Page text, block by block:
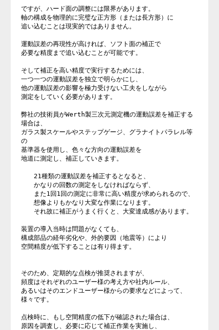
ですが、ハード面の調整には限界があります。
軸の構成を物理的に完璧な正方形（または長方形）に
追い込むことは現実的ではありません。
運動誤差の再現性が高ければ、ソフト面の補正で
必要な精度まで追い込むことが可能です。
そして補正を高い精度で実行するためには、
一つ一つの運動誤差を独立で明らかにし、
他の運動誤差の影響を極力受けない工夫をしながら
測定をしていく必要があります。
弊社の技術員がWerth製三次元測定機の運動誤差を補正する
場合は、
ガラス製スケールやステップゲージ、グラナイトパラレル等
の
基準器を使用し、色々な方向の運動誤差を
地道に測定し、補正していきます。
21種類の運動誤差を補正するとなると、
かなりの回数の測定をしなければならず、
また1回1回の測定に非常に高い精度が求められるので、
想像よりもかなり大変な作業になります。
それ故に補正がうまく行くと、大変達成感があります。
装置の導入当時は問題がなくても、
構成部品の経年劣化や、外的要因（地震等）により
空間精度が低下することは有り得ます。
そのため、定期的な点検が推奨されますが、
頻度はそれぞれのユーザー様の考え方や社内ルール、
あるいはそのエンドユーザー様からの要求などによって、
様々です。
点検時に、もし空間精度の低下が確認された場合は、
原因を調査し、必要に応じて補正作業を実施し、